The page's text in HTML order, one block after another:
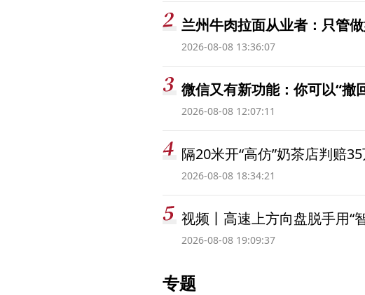
兰州牛肉拉面从业者：只管
2026-08-08 13:36:07
微信又有新功能：你可以“撤
2026-08-08 12:07:11
隔20米开“高仿”奶茶店判赔
2026-08-08 18:34:21
视频丨高速上方向盘脱手用“
2026-08-08 19:09:37
专题